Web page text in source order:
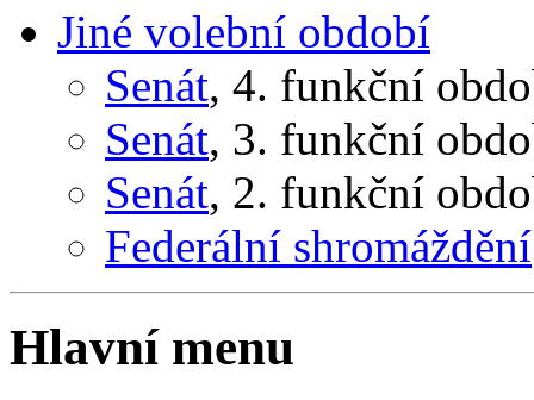
Jiné volební období
Senát, 4. funkční
Senát, 3. funkční
Senát, 2. funkční
Federální shromáždění
Hlavní menu